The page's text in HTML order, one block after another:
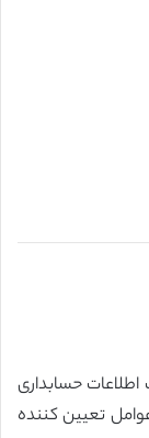
اطلاعات حسابداری
تعیین کننده